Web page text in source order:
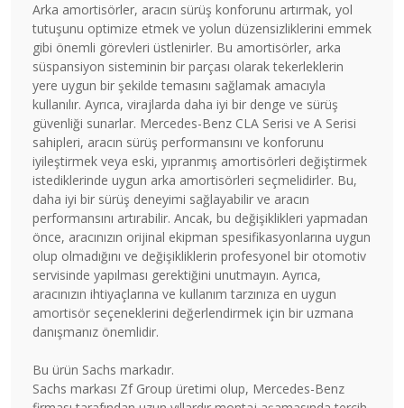
Arka amortisörler, aracın sürüş konforunu artırmak, yol
tutuşunu optimize etmek ve yolun düzensizliklerini emmek
gibi önemli görevleri üstlenirler. Bu amortisörler, arka
süspansiyon sisteminin bir parçası olarak tekerleklerin
yere uygun bir şekilde temasını sağlamak amacıyla
kullanılır. Ayrıca, virajlarda daha iyi bir denge ve sürüş
güvenliği sunarlar. Mercedes-Benz CLA Serisi ve A Serisi
sahipleri, aracın sürüş performansını ve konforunu
iyileştirmek veya eski, yıpranmış amortisörleri değiştirmek
istediklerinde uygun arka amortisörleri seçmelidirler. Bu,
daha iyi bir sürüş deneyimi sağlayabilir ve aracın
performansını artırabilir. Ancak, bu değişiklikleri yapmadan
önce, aracınızın orijinal ekipman spesifikasyonlarına uygun
olup olmadığını ve değişikliklerin profesyonel bir otomotiv
servisinde yapılması gerektiğini unutmayın. Ayrıca,
aracınızın ihtiyaçlarına ve kullanım tarzınıza en uygun
amortisör seçeneklerini değerlendirmek için bir uzmana
danışmanız önemlidir.
Bu ürün Sachs markadır.
Sachs markası Zf Group üretimi olup, Mercedes-Benz